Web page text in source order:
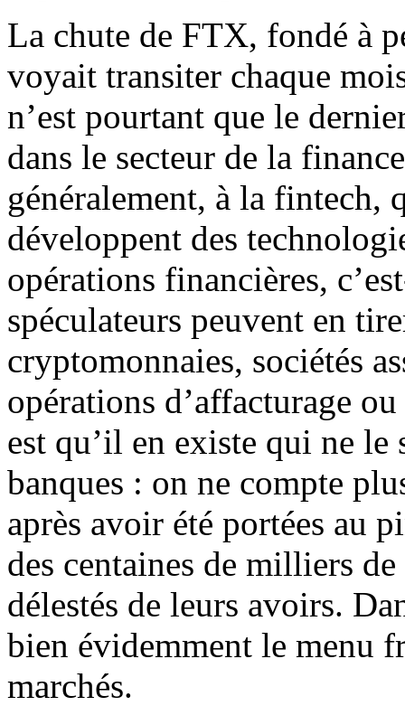
La chute de FTX, fondé à
voyait transiter chaque
n’est pourtant que le
dans le secteur de la
généralement, à la fintech,
développent des
opérations financières,
spéculateurs peuvent en
cryptomonnaies, sociétés
opérations d’affacturage
est qu’il en existe qui ne
banques : on ne compte
après avoir été portées au
des centaines de milliers
délestés de leurs avoirs.
bien évidemment le menu
marchés.